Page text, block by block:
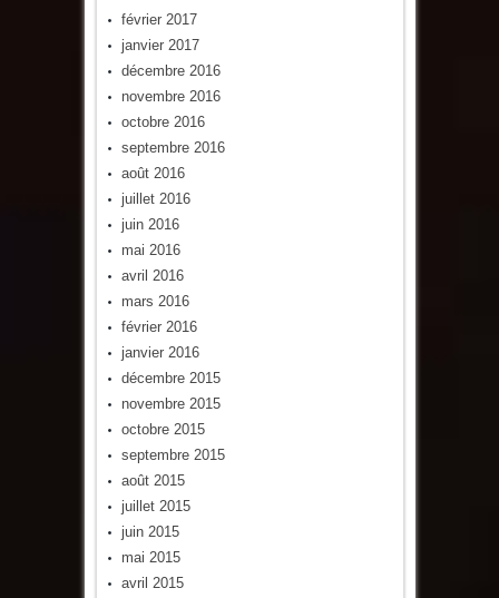
février 2017
janvier 2017
décembre 2016
novembre 2016
octobre 2016
septembre 2016
août 2016
juillet 2016
juin 2016
mai 2016
avril 2016
mars 2016
février 2016
janvier 2016
décembre 2015
novembre 2015
octobre 2015
septembre 2015
août 2015
juillet 2015
juin 2015
mai 2015
avril 2015